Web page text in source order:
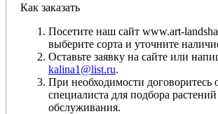
Как заказать
Посетите наш сайт www.art-
выберите сорта и уточните
Оставьте заявку на сайте или
kalina1@list.ru.
При необходимости договоритесь
специалиста для подбора
обслуживания.